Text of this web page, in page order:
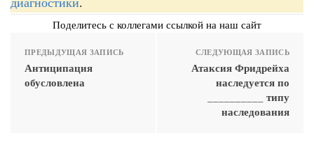
Поделитесь с коллегами ссылкой на наш сайт
ПРЕДЫДУЩАЯ ЗАПИСЬ
Антиципация
обусловлена
СЛЕДУЮЩАЯ ЗАПИСЬ
Атаксия Фридрейха
наследуется по
__________ типу
наследования